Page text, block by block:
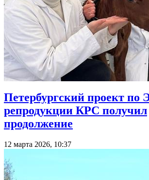
Петербургский проект по
репродукции КРС получил
продолжение
12 марта 2026, 10:37